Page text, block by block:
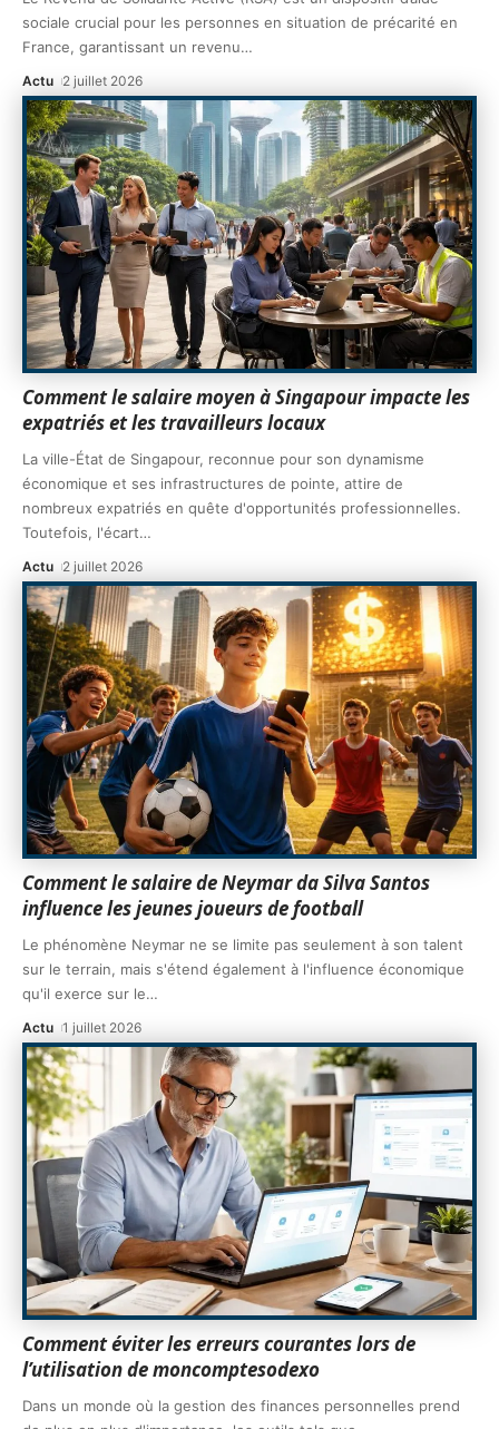
sociale crucial pour les personnes en situation de précarité en
France, garantissant un revenu…
Actu 2 juillet 2026
Comment le salaire moyen à Singapour impacte les
expatriés et les travailleurs locaux
La ville-État de Singapour, reconnue pour son dynamisme
économique et ses infrastructures de pointe, attire de
nombreux expatriés en quête d'opportunités professionnelles.
Toutefois, l'écart…
Actu 2 juillet 2026
Comment le salaire de Neymar da Silva Santos
influence les jeunes joueurs de football
Le phénomène Neymar ne se limite pas seulement à son talent
sur le terrain, mais s'étend également à l'influence économique
qu'il exerce sur le…
Actu 1 juillet 2026
Comment éviter les erreurs courantes lors de
l’utilisation de moncomptesodexo
Dans un monde où la gestion des finances personnelles prend